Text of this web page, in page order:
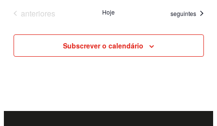
Eventos
anteriores Hoje Eventos
seguintes
Subscrever o calendário